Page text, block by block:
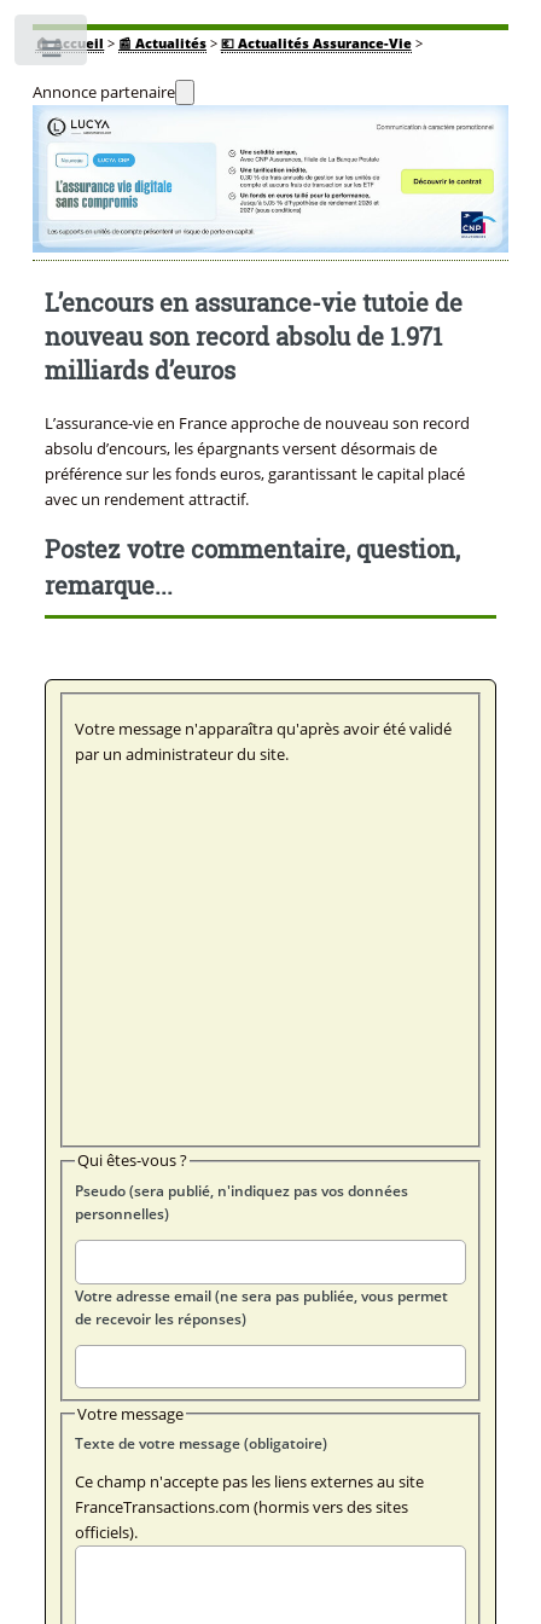
🏠Accueil > 📰 Actualités> 💶 Actualités Assurance-Vie>
Annonce partenaire
L’encours en assurance-vie tutoie de
nouveau son record absolu de 1.971
milliards d’euros
L’assurance-vie en France approche de nouveau son record
absolu d’encours, les épargnants versent désormais de
préférence sur les fonds euros, garantissant le capital placé
avec un rendement attractif.
Postez votre commentaire, question,
remarque...
Votre message n'apparaîtra qu'après avoir été validé
par un administrateur du site.
Qui êtes-vous ?
Pseudo (sera publié, n'indiquez pas vos données
personnelles)
Votre adresse email (ne sera pas publiée, vous permet
de recevoir les réponses)
Votre message
Texte de votre message (obligatoire)
Ce champ n'accepte pas les liens externes au site
FranceTransactions.com (hormis vers des sites
officiels).
Toggle